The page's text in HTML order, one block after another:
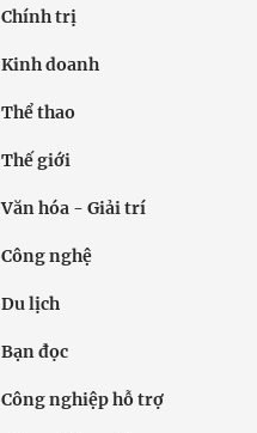
Chính trị
Kinh doanh
Thể thao
Thế giới
Văn hóa - Giải trí
Công nghệ
Du lịch
Bạn đọc
Công nghiệp hỗ trợ